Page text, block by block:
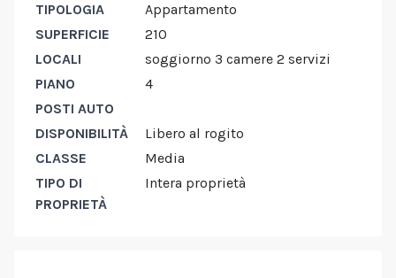
TIPOLOGIA
Appartamento
SUPERFICIE
210
LOCALI
soggiorno 3 camere 2 servizi
PIANO
4
POSTI AUTO
DISPONIBILITÀ
Libero al rogito
CLASSE
Media
TIPO DI
PROPRIETÀ
Intera proprietà